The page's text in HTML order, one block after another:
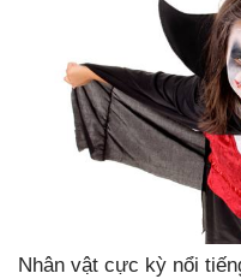
Nhân vật cực kỳ nổi